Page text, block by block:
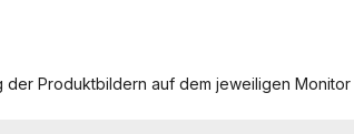
Produktbildern auf dem jeweiligen